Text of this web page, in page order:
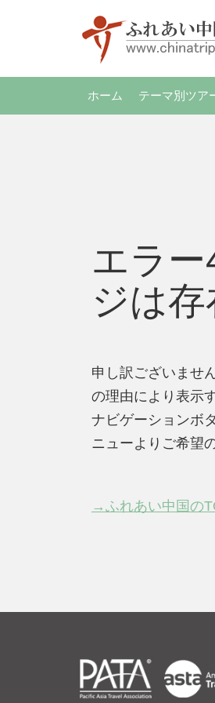
ホーム テーマ別ツア
エラ
ジは
申し訳ございませ
の理由により表示
ナビゲーションボ
ニューよりご希望
→ふれあい中国の